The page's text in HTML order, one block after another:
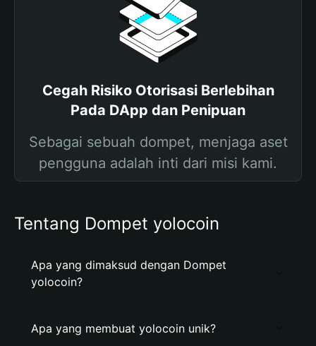
Cegah Risiko Otorisasi Berlebihan
Pada DApp dan Penipuan
Sebagai sebuah dompet, menjaga aset
pengguna adalah inti dari misi kami.
Tentang Dompet yolocoin
Apa yang dimaksud dengan Dompet
yolocoin?
Apa yang membuat yolocoin unik?